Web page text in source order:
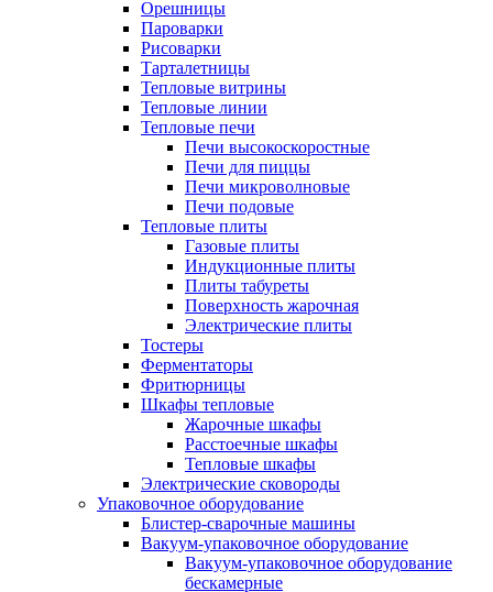
Орешницы
Пароварки
Рисоварки
Тарталетницы
Тепловые витрины
Тепловые линии
Тепловые печи
Печи высокоскоростные
Печи для пиццы
Печи микроволновые
Печи подовые
Тепловые плиты
Газовые плиты
Индукционные плиты
Плиты табуреты
Поверхность жарочная
Электрические плиты
Тостеры
Ферментаторы
Фритюрницы
Шкафы тепловые
Жарочные шкафы
Расстоечные шкафы
Тепловые шкафы
Электрические сковороды
Упаковочное оборудование
Блистер-сварочные машины
Вакуум-упаковочное оборудование
Вакуум-упаковочное оборудование
беcкамерные